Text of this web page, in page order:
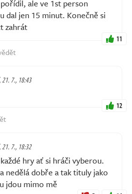
ale ve 1st person
dal jen 15 minut. Konečně si
zahrát
11
21. 7., 18:43
12
21. 7., 18:32
hry ať si hráči vyberou.
nedělá dobře a tak tituly jako
jdou mimo mě